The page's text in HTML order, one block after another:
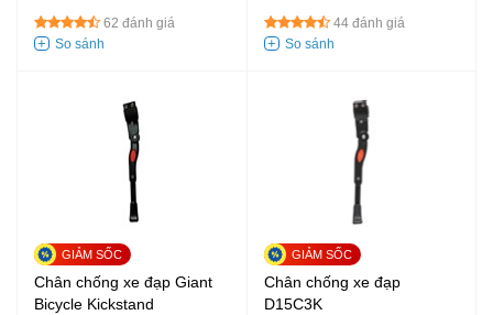
62 đánh giá 44 đánh giá
Chân chống xe đạp Giant
Bicycle Kickstand
Chân chống xe đạp
D15C3K